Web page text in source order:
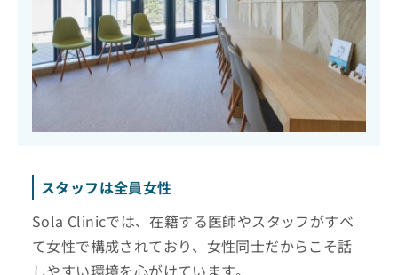
スタッフは全員女性
Sola Clinicでは、在籍する医師やスタッフがすべ
て女性で構成されており、女性同士だからこそ話
しやすい環境を心がけています。